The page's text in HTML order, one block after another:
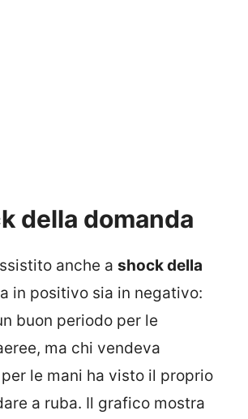
della domanda
anche a shock della
in positivo sia in negativo:
buon periodo per le
ma chi vendeva
le mani ha visto il proprio
a ruba. Il grafico mostra